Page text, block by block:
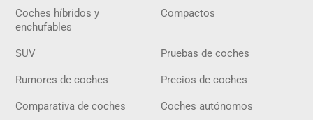
Coches híbridos y
enchufables
Compactos
SUV Pruebas de coches
Rumores de coches Precios de coches
Comparativa de coches Coches autónomos